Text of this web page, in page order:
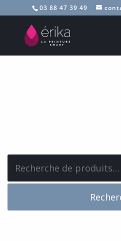
03 88 47 39 49
pour :